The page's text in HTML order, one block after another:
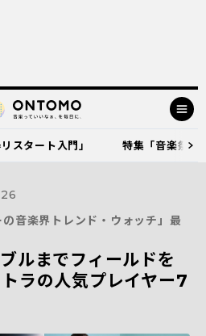
スタート入門」 特集「音楽祭
の音楽界トレンド・ウォッチ」最
ルまでフィールドを
ラの人気プレイヤー7